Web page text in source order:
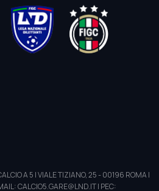
A 5 | VIALE TIZIANO, 25 - 00196 ROMA |
CALCIO5.GARE@LND.IT | PEC: